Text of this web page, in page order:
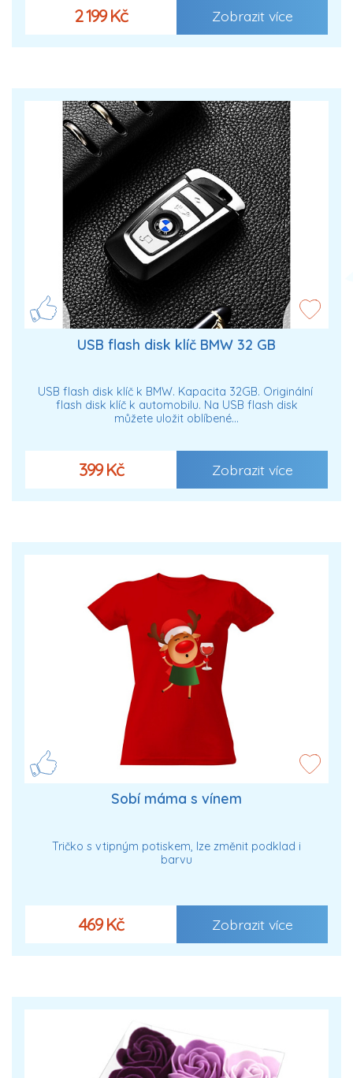
2 199 Kč Zobrazit více
USB flash disk klíč BMW 32 GB
USB flash disk klíč k BMW. Kapacita 32GB. Originální
flash disk klíč k automobilu. Na USB flash disk
můžete uložit oblíbené…
399 Kč Zobrazit více
Sobí máma s vínem
Tričko s vtipným potiskem, lze změnit podklad i
barvu
469 Kč Zobrazit více